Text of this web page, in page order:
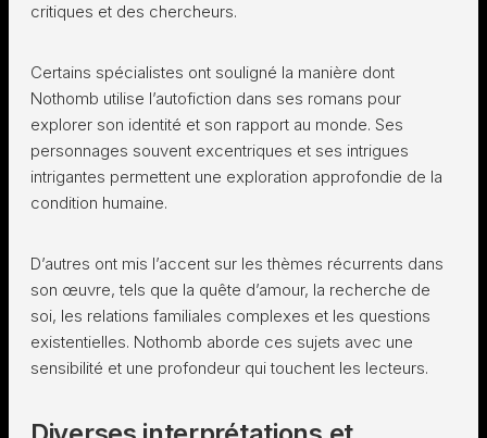
critiques et des chercheurs.
Certains spécialistes ont souligné la manière dont
Nothomb utilise l’autofiction dans ses romans pour
explorer son identité et son rapport au monde. Ses
personnages souvent excentriques et ses intrigues
intrigantes permettent une exploration approfondie de la
condition humaine.
D’autres ont mis l’accent sur les thèmes récurrents dans
son œuvre, tels que la quête d’amour, la recherche de
soi, les relations familiales complexes et les questions
existentielles. Nothomb aborde ces sujets avec une
sensibilité et une profondeur qui touchent les lecteurs.